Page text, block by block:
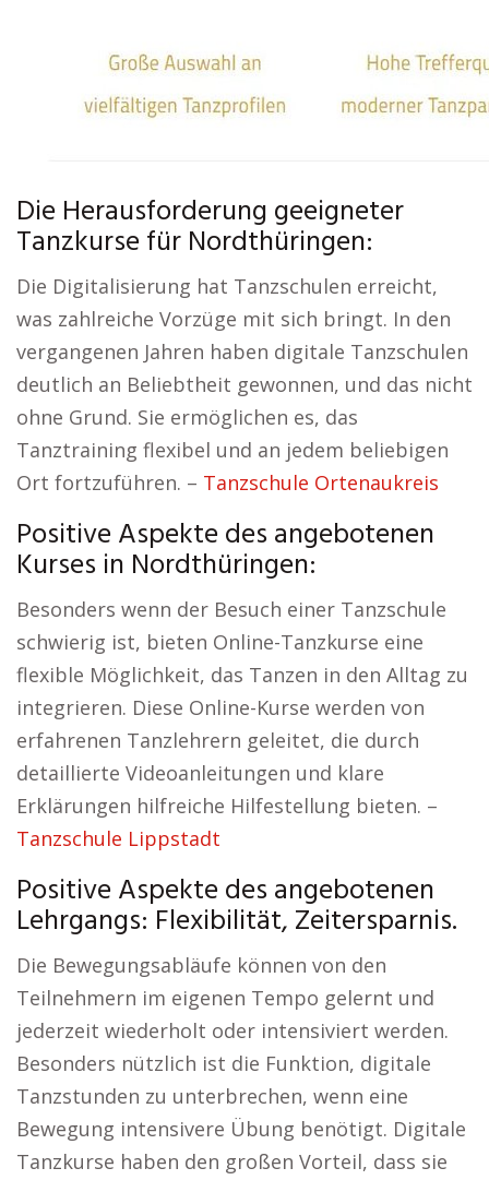
Die Herausforderung geeigneter
Tanzkurse für Nordthüringen:
Die Digitalisierung hat Tanzschulen erreicht,
was zahlreiche Vorzüge mit sich bringt. In den
vergangenen Jahren haben digitale Tanzschulen
deutlich an Beliebtheit gewonnen, und das nicht
ohne Grund. Sie ermöglichen es, das
Tanztraining flexibel und an jedem beliebigen
Ort fortzuführen. – Tanzschule Ortenaukreis
Positive Aspekte des angebotenen
Kurses in Nordthüringen:
Besonders wenn der Besuch einer Tanzschule
schwierig ist, bieten Online-Tanzkurse eine
flexible Möglichkeit, das Tanzen in den Alltag zu
integrieren. Diese Online-Kurse werden von
erfahrenen Tanzlehrern geleitet, die durch
detaillierte Videoanleitungen und klare
Erklärungen hilfreiche Hilfestellung bieten. –
Tanzschule Lippstadt
Positive Aspekte des angebotenen
Lehrgangs: Flexibilität, Zeitersparnis.
Die Bewegungsabläufe können von den
Teilnehmern im eigenen Tempo gelernt und
jederzeit wiederholt oder intensiviert werden.
Besonders nützlich ist die Funktion, digitale
Tanzstunden zu unterbrechen, wenn eine
Bewegung intensivere Übung benötigt. Digitale
Tanzkurse haben den großen Vorteil, dass sie